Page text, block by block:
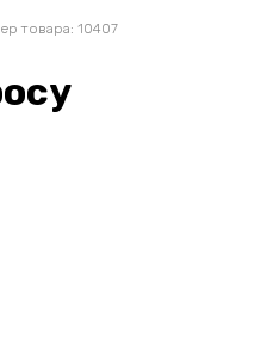
товара: 10407